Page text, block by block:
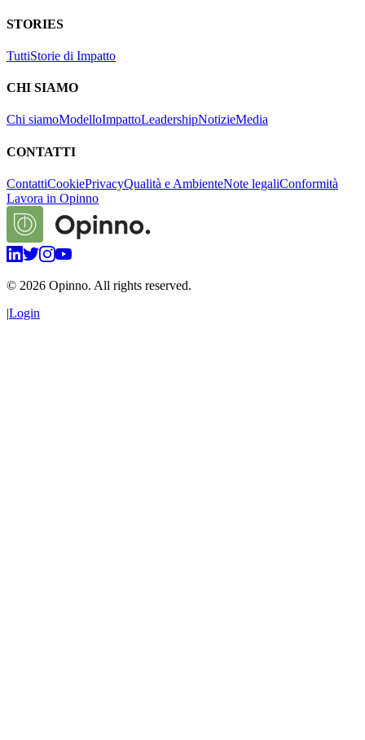
STORIES
TuttiStorie di Impatto
CHI SIAMO
Chi siamoModelloImpattoLeadershipNotizieMedia
CONTATTI
ContattiCookiePrivacyQualità e AmbienteNote legaliConformità
Lavora in Opinno
© 2026 Opinno. All rights reserved.
|Login